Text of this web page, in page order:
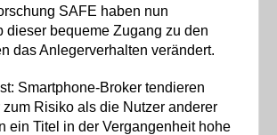
SAFE haben nun
dieser bequeme Zugang zu den
das Anlegerverhalten verändert.
Smartphone-Broker tendieren
Risiko als die Nutzer anderer
ein Titel in der Vergangenheit hohe